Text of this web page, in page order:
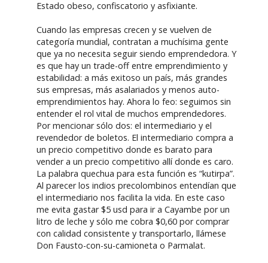
Estado obeso, confiscatorio y asfixiante.
Cuando las empresas crecen y se vuelven de
categoría mundial, contratan a muchísima gente
que ya no necesita seguir siendo emprendedora. Y
es que hay un trade-off entre emprendimiento y
estabilidad: a más exitoso un país, más grandes
sus empresas, más asalariados y menos auto-
emprendimientos hay. Ahora lo feo: seguimos sin
entender el rol vital de muchos emprendedores.
Por mencionar sólo dos: el intermediario y el
revendedor de boletos. El intermediario compra a
un precio competitivo donde es barato para
vender a un precio competitivo allí donde es caro.
La palabra quechua para esta función es “kutirpa”.
Al parecer los indios precolombinos entendían que
el intermediario nos facilita la vida. En este caso
me evita gastar $5 usd para ir a Cayambe por un
litro de leche y sólo me cobra $0,60 por comprar
con calidad consistente y transportarlo, llámese
Don Fausto-con-su-camioneta o Parmalat.